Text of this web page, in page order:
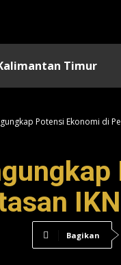
Timur
Potensi Ekonomi di
IKN
Bagikan